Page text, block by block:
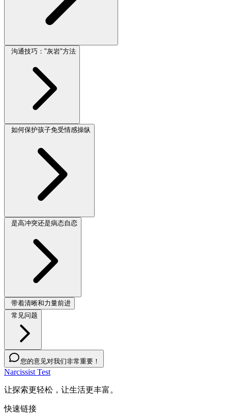
沟通技巧："灰岩"方法
如何保护孩子免受情感操纵
是高冲突还是病态自恋
带着清晰和力量前进
常见问题
您的意见对我们非常重要！
Narcissist Test
让探索更轻松，让生活更丰富。
快速链接